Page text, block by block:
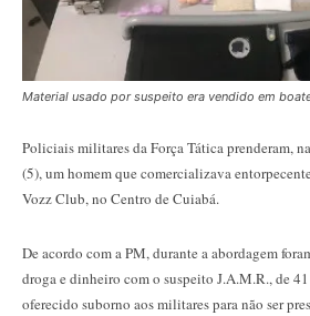
Material usado por suspeito era vendido em
Policiais militares da Força Tática prenderam,
(5), um homem que comercializava
Vozz Club, no Centro de Cuiabá.
De acordo com a PM, durante a abordagem
droga e dinheiro com o suspeito J.A.M.R., de
oferecido suborno aos militares para não ser